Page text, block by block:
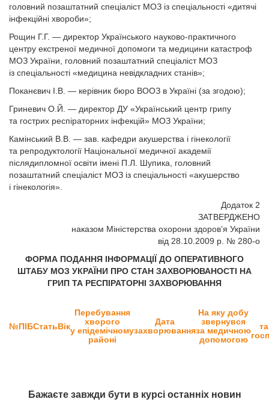
головний позаштатний спеціаліст МОЗ із спеціальності «дитячі
інфекційні хвороби»;
Рощин Г.Г. — директор Українського науково-практичного
центру екстреної медичної допомоги та медицини катастроф
МОЗ України, головний позаштатний спеціаліст МОЗ
із спеціальності «медицина невідкладних станів»;
Поканєвич І.В. — керівник бюро ВООЗ в Україні (за згодою);
Гриневич О.Й. — директор ДУ «Український центр грипу
та гострих респіраторних інфекцій» МОЗ України;
Камінський В.В. — зав. кафедри акушерства і гінекології
та репродуктології Національної медичної академії
післядипломної освіти імені П.Л. Шупика, головний
позаштатний спеціаліст МОЗ із спеціальності «акушерство
і гінекологія».
Додаток 2
ЗАТВЕРДЖЕНО
наказом Міністерства охорони здоров’я України
від 28.10.2009 р. № 280-o
ФОРМА ПОДАННЯ ІНФОРМАЦІЇ ДО ОПЕРАТИВНОГО
ШТАБУ МОЗ УКРАЇНИ ПРО СТАН ЗАХВОРЮВАНОСТІ НА
ГРИП ТА РЕСПІРАТОРНІ ЗАХВОРЮВАННЯ
№ПІБСтатьВік
Перебування
хворого
у епідемічному
районі
Дата
захворювання
На яку добу
звернувся
за медичною
допомогою
Бажаєте завжди бути в курсі останніх новин